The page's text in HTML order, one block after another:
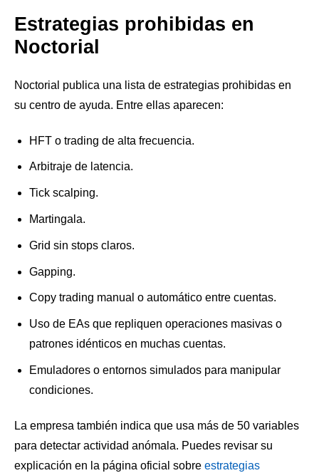
Estrategias prohibidas en
Noctorial
Noctorial publica una lista de estrategias prohibidas en
su centro de ayuda. Entre ellas aparecen:
HFT o trading de alta frecuencia.
Arbitraje de latencia.
Tick scalping.
Martingala.
Grid sin stops claros.
Gapping.
Copy trading manual o automático entre cuentas.
Uso de EAs que repliquen operaciones masivas o
patrones idénticos en muchas cuentas.
Emuladores o entornos simulados para manipular
condiciones.
La empresa también indica que usa más de 50 variables
para detectar actividad anómala. Puedes revisar su
explicación en la página oficial sobre estrategias